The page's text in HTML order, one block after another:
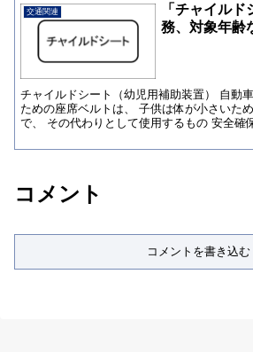
交通関連
「チャイル
務、対象年齢
チャイルドシート（幼児用補助装置） 自動
ための座席ベルトは、 子供は体が小さいた
で、 その代わりとして使用するもの 安全確
コメント
コメントを書き込む